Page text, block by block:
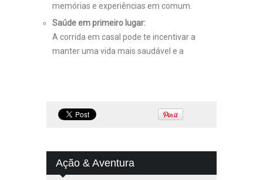
memórias e experiências em comum.
Saúde em primeiro lugar:
A corrida em casal pode te incentivar a
manter uma vida mais saudável e a
Ação & Aventura